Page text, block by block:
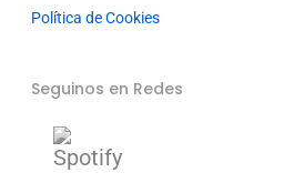
Política de Cookies
Seguinos en Redes